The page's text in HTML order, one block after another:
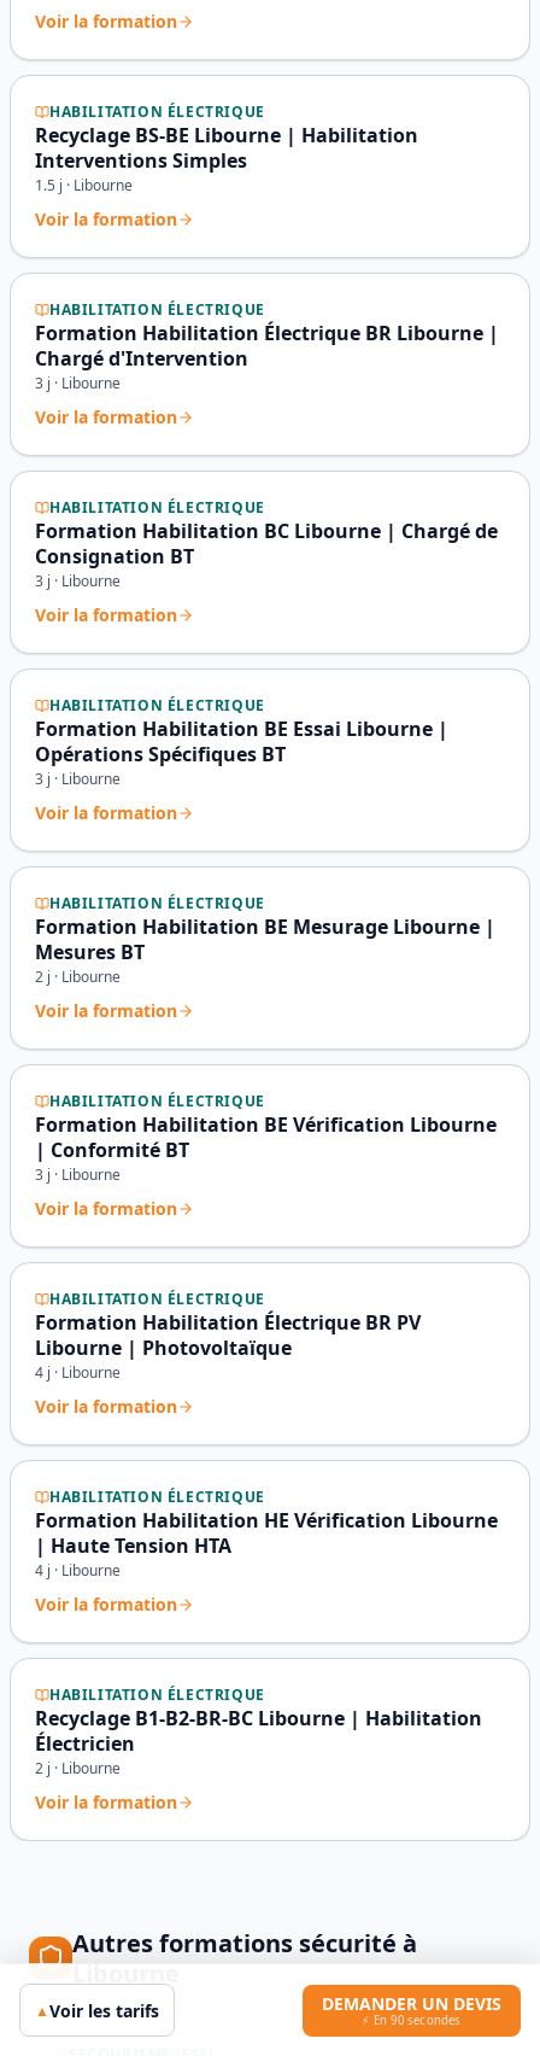
Voir la formation
HABILITATION ÉLECTRIQUE
Recyclage BS-BE Libourne | Habilitation
Interventions Simples
1.5 j · Libourne
Voir la formation
HABILITATION ÉLECTRIQUE
Formation Habilitation Électrique BR Libourne |
Chargé d'Intervention
3 j · Libourne
Voir la formation
HABILITATION ÉLECTRIQUE
Formation Habilitation BC Libourne | Chargé de
Consignation BT
3 j · Libourne
Voir la formation
HABILITATION ÉLECTRIQUE
Formation Habilitation BE Essai Libourne |
Opérations Spécifiques BT
3 j · Libourne
Voir la formation
HABILITATION ÉLECTRIQUE
Formation Habilitation BE Mesurage Libourne |
Mesures BT
2 j · Libourne
Voir la formation
HABILITATION ÉLECTRIQUE
Formation Habilitation BE Vérification Libourne
| Conformité BT
3 j · Libourne
Voir la formation
HABILITATION ÉLECTRIQUE
Formation Habilitation Électrique BR PV
Libourne | Photovoltaïque
4 j · Libourne
Voir la formation
HABILITATION ÉLECTRIQUE
Formation Habilitation HE Vérification Libourne
| Haute Tension HTA
4 j · Libourne
Voir la formation
HABILITATION ÉLECTRIQUE
Recyclage B1-B2-BR-BC Libourne | Habilitation
Électricien
2 j · Libourne
Voir la formation
Autres formations sécurité à
▲Voir les tarifs DEMANDER UN DEVIS
⚡ En 90 secondes